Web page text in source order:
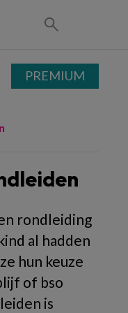
rondleiding
al hadden
hun keuze
of bso
is
PREMIUM